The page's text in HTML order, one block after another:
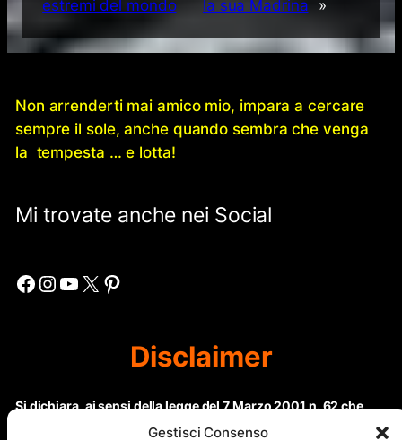
Gestisci Consenso
estremi del mondo
la sua Madrina
»
Non arrenderti mai amico mio, impara a cercare
sempre il sole, anche quando sembra che venga
la tempesta … e lotta!
Mi trovate anche nei Social
Facebook Instagram YouTube X Pinterest
Disclaimer
Si dichiara, ai sensi della legge del 7 Marzo 2001 n. 62 che
questo sito non rientra nella categoria di “Informazione